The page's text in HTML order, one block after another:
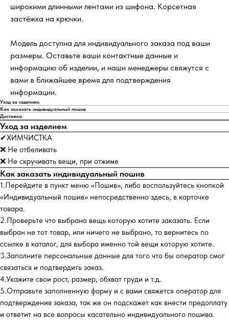
широкими длинными лентами из шифона. Корсетная
застёжка на крючки.
Модель доступна для индивидуального заказа под ваши
размеры. Оставьте ваши контактные данные и
информацию об изделии, и наши менеджеры свяжутся с
вами в ближайшее время для подтверждения
информации.
Уход за изделием
Как заказать индивидуальный пошив
Доставка
Уход за изделием
✔ХИМЧИСТКА
❌ Не отбеливать
❌ Не скручивать вещи, при отжиме
Как заказать индивидуальный пошив
1.Перейдите в пункт меню «Пошив», либо воспользуйтесь кнопкой
«Индивидуальный пошив» непосредственно здесь, в карточке
товара.
2.Проверьте что выбрана вещь которую хотите заказать. Если
выбран не тот товар, или ничего не выбрано, то вернитесь по
ссылке в каталог, для выбора именно той вещи которую хотите.
3.Заполните персональные данные для того что бы оператор смог
связаться и подтвердить заказ.
4.Укажите свои рост, размер, обхват груди и т.д.
5.Отправьте заполненную форму и с вами свяжется оператор для
подтверждения заказа, так же он подскажет как внести предоплату
и ответит на все вопросы касательно индивидуального пошива.